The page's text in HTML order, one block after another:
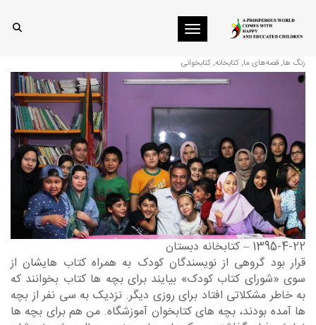
Toggle navigation
کتابخوانی
زنگ ها,قصه‌های ما,کتابخانه,کتابخوانی
1395-4-22 – کتابخانه دبستان
قرار بود گروهی از نویسندگان کودک به همراه کتاب هایشان از
سوی «شورای کتاب کودک» بیایند برای بچه ها کتاب بخوانند که
به خاطر مشکلاتی افتاد برای روزی دیگر. نزدیک به سی نفر از بچه
ها آمده بودند، بچه های کتابخوان آموزشگاه. من هم برای بچه ها